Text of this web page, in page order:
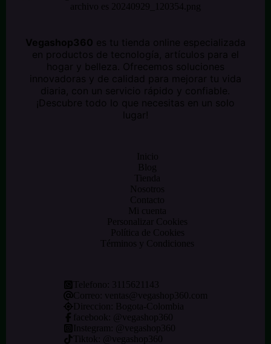
Vegashop360 es tu tienda online especializada
en productos de tecnología, artículos para el
hogar y belleza. Ofrecemos soluciones
innovadoras y de calidad para mejorar tu vida
diaria, con un servicio rápido y confiable.
¡Descubre todo lo que necesitas en un solo
lugar!
Inicio
Blog
Tienda
Nosotros
Contacto
Mi cuenta
Personalizar Cookies
Política de Cookies
Términos y Condiciones
Telefono:
3115621143
Correo: ventas@vegashop360.com
Direccion: Bogota-Colombia
facebook: @ vegashop360
Instegram: @vegashop360
Tiktok: @vegashop360